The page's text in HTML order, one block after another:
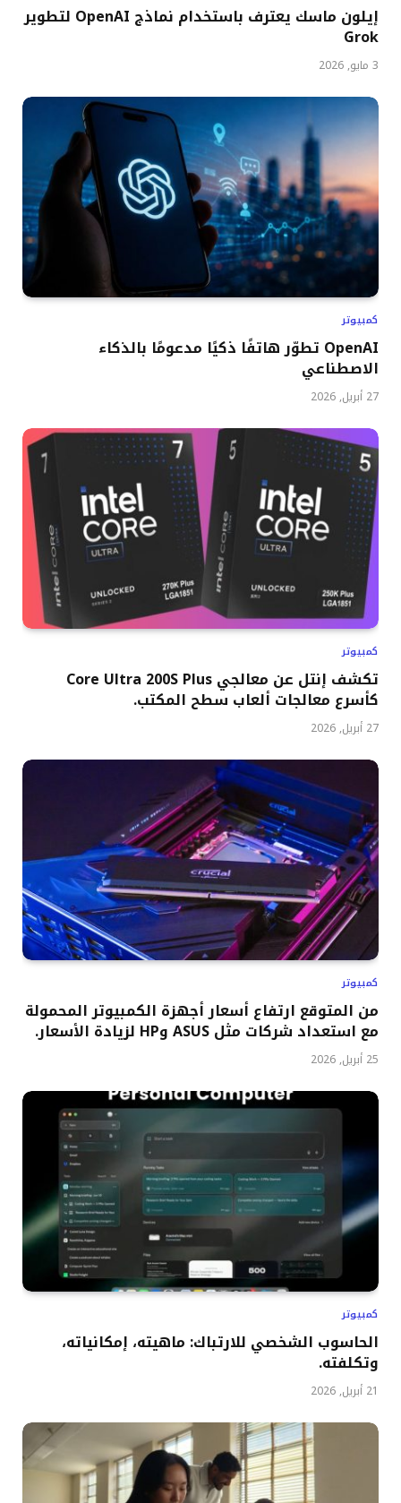
إيلون ماسك يعترف باستخدام نماذج OpenAI لتطوير
Grok
3 مايو, 2026
كمبيوتر
OpenAI تطوّر هاتفًا ذكيًا مدعومًا بالذكاء
الاصطناعي
27 أبريل, 2026
كمبيوتر
تكشف إنتل عن معالجي Core Ultra 200S Plus
كأسرع معالجات ألعاب سطح المكتب.
27 أبريل, 2026
كمبيوتر
من المتوقع ارتفاع أسعار أجهزة الكمبيوتر المحمولة
مع استعداد شركات مثل ASUS وHP لزيادة الأسعار.
25 أبريل, 2026
كمبيوتر
الحاسوب الشخصي للارتباك: ماهيته، إمكانياته،
وتكلفته.
21 أبريل, 2026